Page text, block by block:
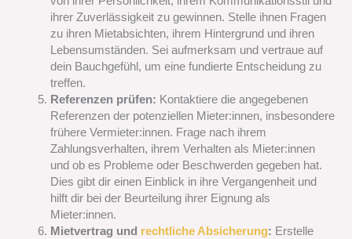
ihrer Zuverlässigkeit zu gewinnen. Stelle ihnen Fragen
zu ihren Mietabsichten, ihrem Hintergrund und ihren
Lebensumständen. Sei aufmerksam und vertraue auf
dein Bauchgefühl, um eine fundierte Entscheidung zu
treffen.
Referenzen prüfen: Kontaktiere die angegebenen
Referenzen der potenziellen Mieter:innen, insbesondere
frühere Vermieter:innen. Frage nach ihrem
Zahlungsverhalten, ihrem Verhalten als Mieter:innen
und ob es Probleme oder Beschwerden gegeben hat.
Dies gibt dir einen Einblick in ihre Vergangenheit und
hilft dir bei der Beurteilung ihrer Eignung als
Mieter:innen.
Mietvertrag und rechtliche Absicherung: Erstelle